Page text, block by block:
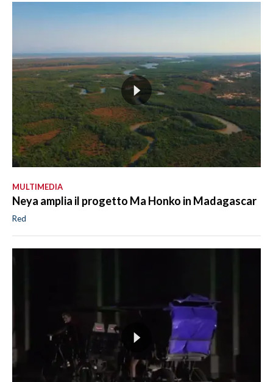
MULTIMEDIA
Neya amplia il progetto Ma Honko in Madagascar
Red